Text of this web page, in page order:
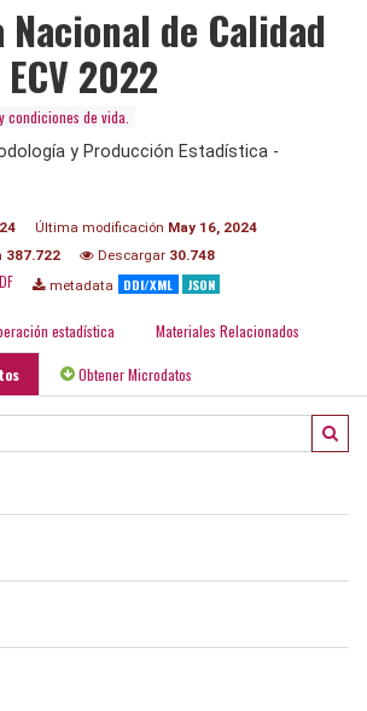
Nacional de Calidad
2022
condiciones de vida.
y Producción Estadística -
Última modificación May 16, 2024
387.722 Descargar 30.748
metadata DDI/XML JSON
estadística Materiales Relacionados
Obtener Microdatos